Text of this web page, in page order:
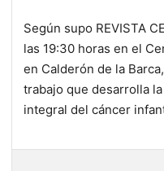
Según supo REVISTA
las 19:30 horas en el
en Calderón de la
trabajo que desarrolla
integral del cáncer